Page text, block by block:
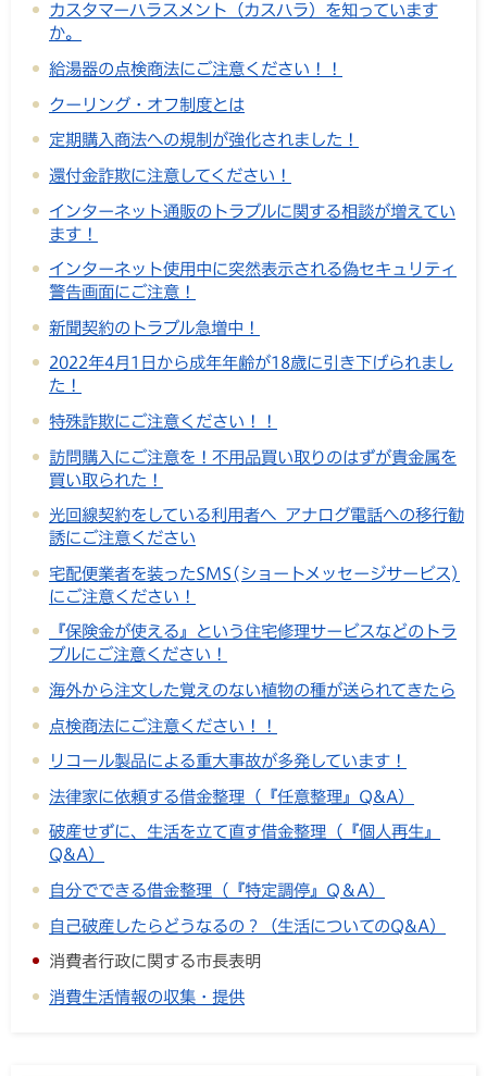
カスタマーハラスメント（カスハラ）を知っています
か。
給湯器の点検商法にご注意ください！！
クーリング・オフ制度とは
定期購入商法への規制が強化されました！
還付金詐欺に注意してください！
インターネット通販のトラブルに関する相談が増えてい
ます！
インターネット使用中に突然表示される偽セキュリティ
警告画面にご注意！
新聞契約のトラブル急増中！
2022年4月1日から成年年齢が18歳に引き下げられまし
た！
特殊詐欺にご注意ください！！
訪問購入にご注意を！不用品買い取りのはずが貴金属を
買い取られた！
光回線契約をしている利用者へ アナログ電話への移行勧
誘にご注意ください
宅配便業者を装ったSMS(ショートメッセージサービス)
にご注意ください！
『保険金が使える』という住宅修理サービスなどのトラ
ブルにご注意ください！
海外から注文した覚えのない植物の種が送られてきたら
点検商法にご注意ください！！
リコール製品による重大事故が多発しています！
法律家に依頼する借金整理（『任意整理』Q&A）
破産せずに、生活を立て直す借金整理（『個人再生』
Q&A）
自分でできる借金整理（『特定調停』Q＆A）
自己破産したらどうなるの？（生活についてのQ&A）
消費者行政に関する市長表明
消費生活情報の収集・提供